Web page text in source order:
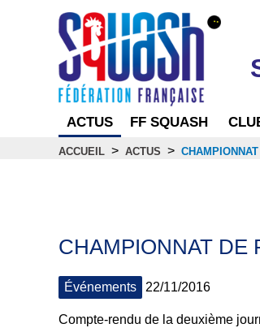
ACTUS FF SQUASH
ACCUEIL > ACTUS >
CHAMPIONNAT DE
Événements 22/11/2016
Compte-rendu de la deuxième